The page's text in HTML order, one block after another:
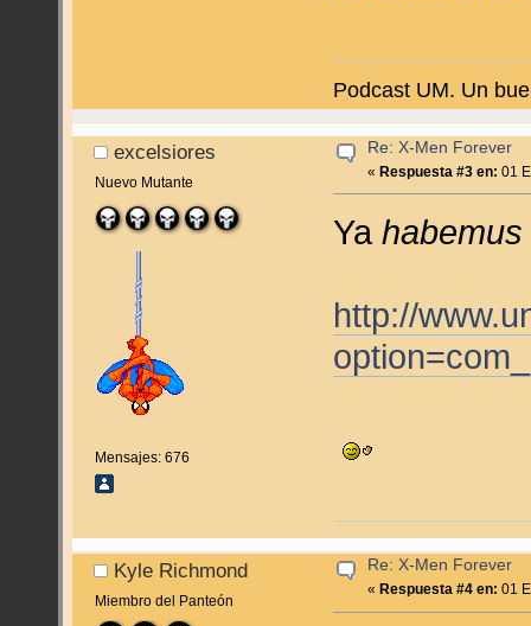
Podcast UM. Un
excelsiores
Nuevo Mutante
Mensajes: 676
Re: X-Men Forever
«Respuesta #3 en: 01
Ya
http://
Kyle Richmond
Miembro del Panteón
Re: X-Men Forever
« Respuesta #4 en: 01